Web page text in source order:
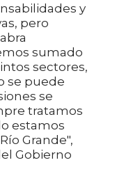
y
pero
sumado
sectores,
se puede
se
tratamos
estamos
Grande",
Gobierno